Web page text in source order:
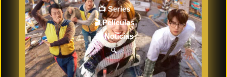
Próximos
Estrenos
en Cines
📺 Series
🎬 Películas
📰 Noticias
🔍